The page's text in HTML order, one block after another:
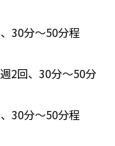
30分～50分程
2回、30分～50分
30分～50分程